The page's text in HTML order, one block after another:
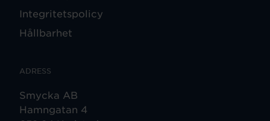
Integritetspolicy
Hållbarhet
ADRESS
Smycka AB
Hamngatan 4